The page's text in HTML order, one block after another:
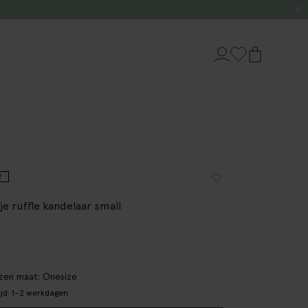
ruffle kandelaar small
maat: Onesize
1–2 werkdagen